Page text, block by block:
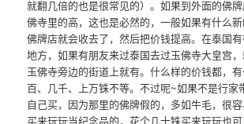
就翻几倍的也是很常见的）。如果到外面的佛
佛寺里的高，这也是必然的，一般如果有什么
佛牌店就会收去了，然后把价钱提高。在泰国
地方，如果有朋友来过泰国去过玉佛寺大皇宫
玉佛寺旁边的街道上就有。什么样的价钱都，
百、几千、上万铢不等。不过呢~如果不是行家
自己买，因为那里的佛牌假的，多如牛毛，很
买来玩玩当纪念品的，花个几十铢买来玩玩也